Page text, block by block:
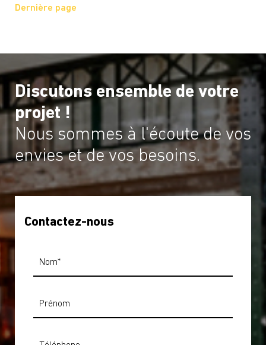
Dernière page
Discutons ensemble de votre
projet !
Nous sommes à l'écoute de vos
envies et de vos besoins.
Contactez-nous